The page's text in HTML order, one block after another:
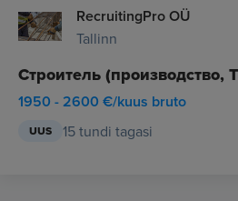
RecruitingPro OÜ
Tallinn
Строитель (производство,
1950 - 2600 €/kuus bruto
UUS 15 tundi tagasi